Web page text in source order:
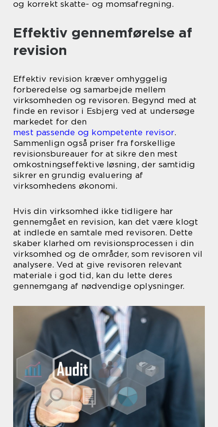
og korrekt skatte- og momsafregning.
Effektiv gennemførelse af
revision
Effektiv revision kræver omhyggelig
forberedelse og samarbejde mellem
virksomheden og revisoren. Begynd med at
finde en revisor i Esbjerg ved at undersøge
markedet for den
mest passende og kompetente revisor.
Sammenlign også priser fra forskellige
revisionsbureauer for at sikre den mest
omkostningseffektive løsning, der samtidig
sikrer en grundig evaluering af
virksomhedens økonomi.
Hvis din virksomhed ikke tidligere har
gennemgået en revision, kan det være klogt
at indlede en samtale med revisoren. Dette
skaber klarhed om revisionsprocessen i din
virksomhed og de områder, som revisoren vil
analysere. Ved at give revisoren relevant
materiale i god tid, kan du lette deres
gennemgang af nødvendige oplysninger.